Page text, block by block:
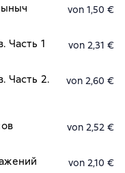
von 1,50 €
Часть 1 von 2,31 €
Часть 2.
von 2,60 €
von 2,52 €
von 2,10 €